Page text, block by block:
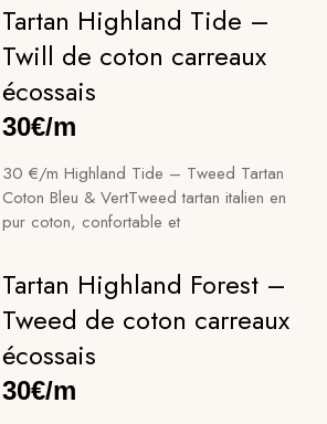
Tartan Highland Tide –
Twill de coton carreaux
écossais
30€/m
30 €/m Highland Tide – Tweed Tartan
Coton Bleu & VertTweed tartan italien en
pur coton, confortable et
Tartan Highland Forest –
Tweed de coton carreaux
écossais
30€/m